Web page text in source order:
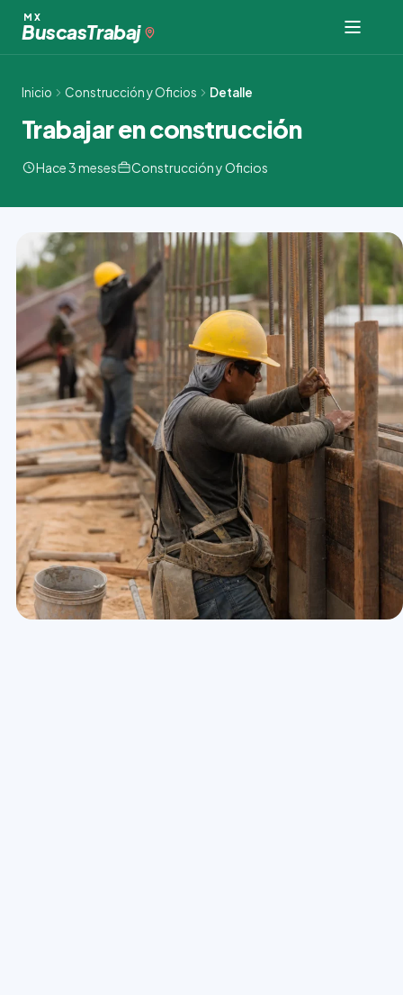
contenido
MX
BuscasTrabaj
Inicio Construcción y Oficios Detalle
Trabajar en construcción
Hace 3 meses Construcción y Oficios